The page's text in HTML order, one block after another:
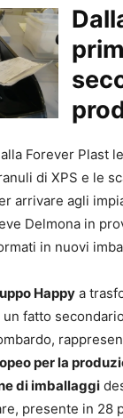
Forever Plast
di XPS e le
arrivare agli
Delmona in
in nuovi
Happy a
fatto
per la
di imballaggi
presente in 28